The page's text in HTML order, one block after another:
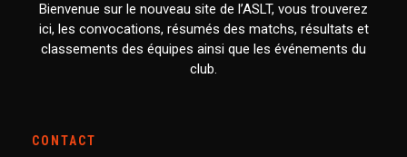
Bienvenue sur le nouveau site de l’ASLT, vous trouverez
ici, les convocations, résumés des matchs, résultats et
classements des équipes ainsi que les événements du
club.
CONTACT